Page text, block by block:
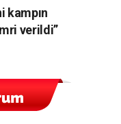
kampın
verildi”